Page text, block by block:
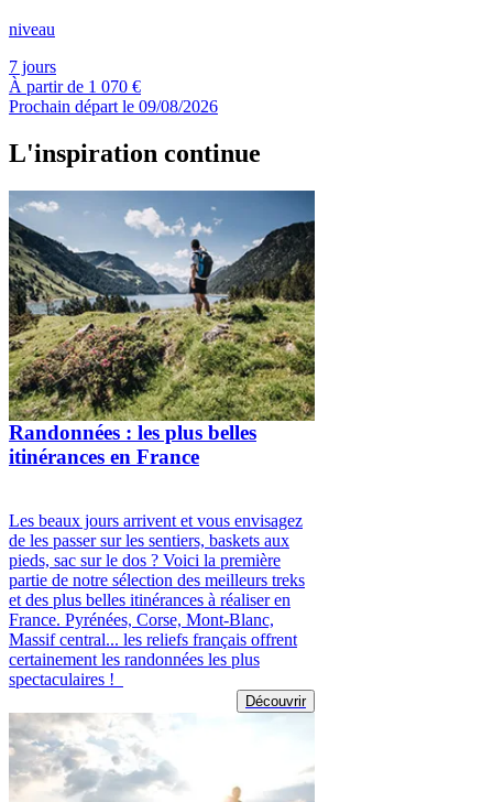
niveau
7 jours
À partir de 1 070 €
Prochain départ le 09/08/2026
L'inspiration continue
Randonnées : les plus belles
itinérances en France
Les beaux jours arrivent et vous envisagez
de les passer sur les sentiers, baskets aux
pieds, sac sur le dos ? Voici la première
partie de notre sélection des meilleurs treks
et des plus belles itinérances à réaliser en
France. Pyrénées, Corse, Mont-Blanc,
Massif central... les reliefs français offrent
certainement les randonnées les plus
spectaculaires !
Découvrir